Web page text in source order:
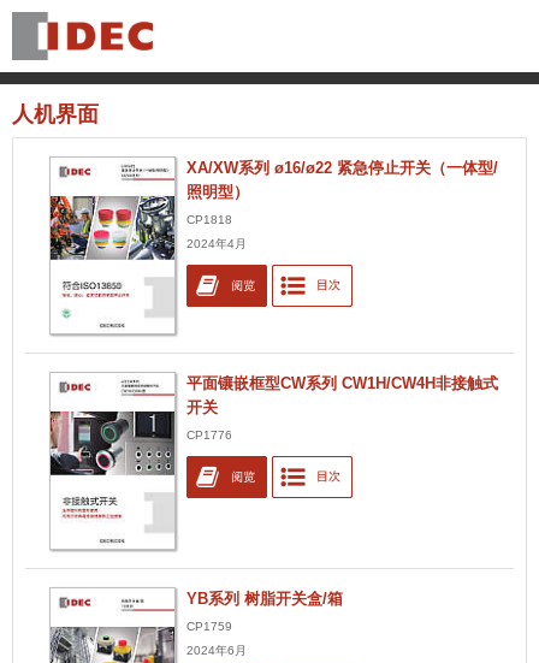
人机界面
XA/XW系列 ø16/ø22 紧急停止开关（一体型/
照明型）
CP1818
2024年4月
平面镶嵌框型CW系列 CW1H/CW4H非接触式
开关
CP1776
YB系列 树脂开关盒/箱
CP1759
2024年6月